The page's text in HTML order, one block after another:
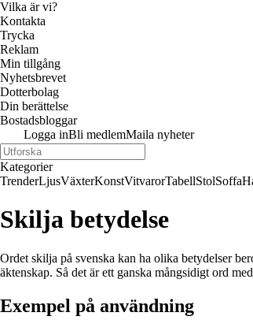
Vilka är vi?
Kontakta
Trycka
Reklam
Min tillgång
Nyhetsbrevet
Dotterbolag
Din berättelse
Bostadsbloggar
Logga inBli medlemMaila nyheter
Kategorier
TrenderLjusVäxterKonstVitvarorTabellStolSoffa
Skilja betydelse
Ordet skilja på svenska kan ha olika betydelser
äktenskap. Så det är ett ganska mångsidigt ord
Exempel på användning